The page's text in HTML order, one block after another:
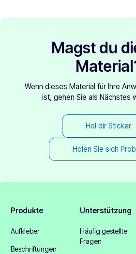
Magst du
Wenn dieses Material für Ihre
ist, gehen Sie als Nächstes
Hol dir Sticker
Holen Sie sich
Produkte
Aufkleber
Beschriftungen
Unterstützung
Häufig gestellte
Fragen